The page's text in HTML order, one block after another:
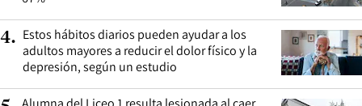
4. Estos hábitos diarios pueden ayudar a los
adultos mayores a reducir el dolor físico y la
depresión, según un estudio